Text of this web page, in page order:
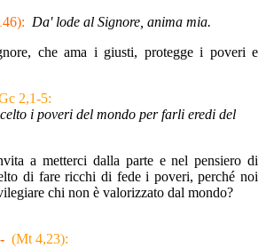
Da' lode al Signore, anima mia.
che ama i giusti, protegge i poveri e
2,1-5:
i poveri del mondo per farli eredi del
a metterci dalla parte e nel pensiero di
di fare ricchi di fede i poveri, perché noi
chi non è valorizzato dal mondo?
(Mt 4,23):